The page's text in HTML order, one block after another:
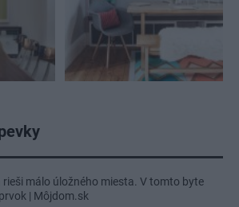
rieši málo úložného miesta. V tomto byte
| Môjdom.sk